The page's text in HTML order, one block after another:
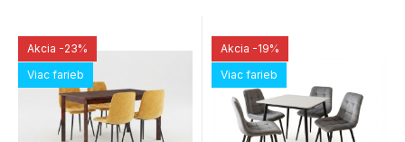
Akcia -23%
Viac farieb
Akcia -19%
Viac farieb